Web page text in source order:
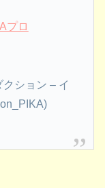
プロ
ション – イ